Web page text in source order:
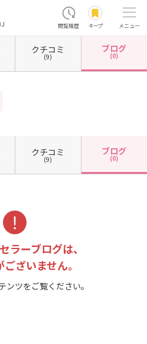
閲覧履歴 キープ メニュー
田区 婚活保健室 カウンセラーブログ一覧
クチコミ
(9)
ブログ
(0)
クチコミ
(9)
ブログ
(0)
ラーブログは、
ざいません。
ンツをご覧ください。